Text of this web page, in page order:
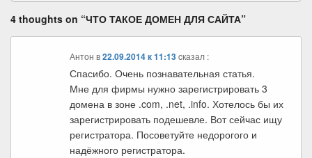
4 thoughts on “ЧТО ТАКОЕ ДОМЕН ДЛЯ САЙТА”
Антон в22.09.2014 к 11:13 cказал :
Спасибо. Очень познавательная статья.
Мне для фирмы нужно зарегистрировать 3
домена в зоне .com, .net, .info. Хотелось бы их
зарегистрировать подешевле. Вот сейчас ищу
регистратора. Посоветуйте недорогого и
надёжного регистратора.